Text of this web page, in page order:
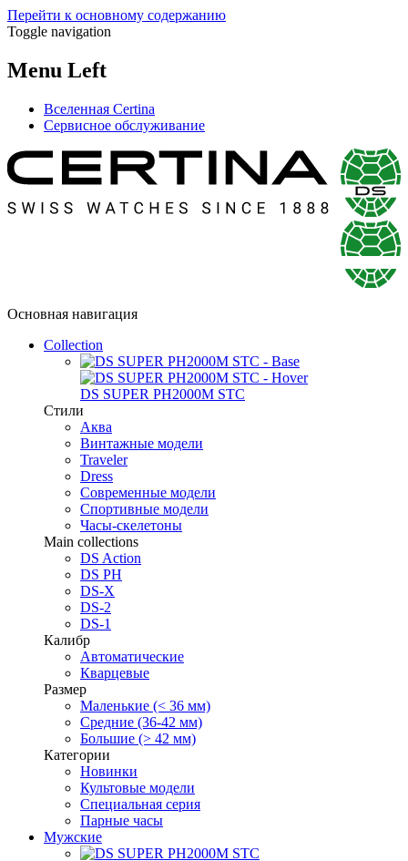
Перейти к основному содержанию
Toggle navigation
Menu Left
Вселенная Certina
Сервисное обслуживание
Основная навигация
Collection
DS SUPER PH2000M STC
Стили
Аква
Винтажные модели
Traveler
Dress
Современные модели
Спортивные модели
Часы-скелетоны
Main collections
DS Action
DS PH
DS-X
DS-2
DS-1
Калибр
Автоматические
Кварцевые
Размер
Маленькие (< 36 мм)
Средние (36-42 мм)
Большие (> 42 мм)
Категории
Новинки
Культовые модели
Специальная серия
Парные часы
Мужские